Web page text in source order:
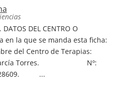
DEL CENTRO O
en la que se manda esta ficha:
del Centro de Terapias:
García Torres. Nº:
...